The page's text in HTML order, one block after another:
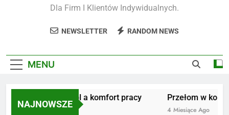
Dla Firm I Klientów Indywidualnych.
NEWSLETTER RANDOM NEWS
MENU
NAJNOWSZE
Masujmnie.pl a komfort pracy
3 Miesiące Ago
Przełom w
4 Miesiące Ago